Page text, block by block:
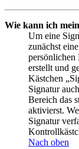
Wie kann ich
Um eine
zunächst
persönlichen
erstellt und
Kästchen
Signatur
Bereich das
aktivierst.
Signatur
Nach oben